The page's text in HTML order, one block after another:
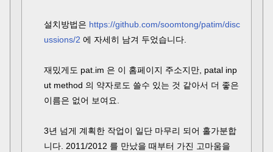
설치방법은 https://github.com/soomtong/patim/disc
ussions/2 에 자세히 남겨 두었습니다.
재밌게도 pat.im 은 이 홈페이지 주소지만, patal inp
ut method 의 약자로도 쓸수 있는 것 같아서 더 좋은
이름은 없어 보여요.
3년 넘게 계획한 작업이 일단 마무리 되어 홀가분합
니다. 2011/2012 를 만났을 때부터 가진 고마움을